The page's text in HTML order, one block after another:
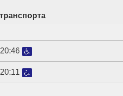
20:46
20:11